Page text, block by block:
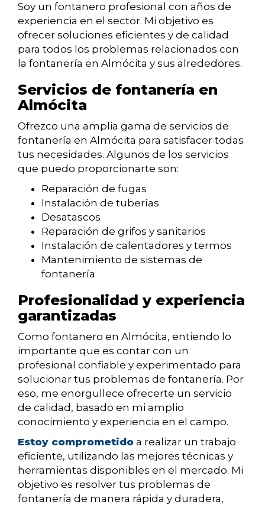
Soy un fontanero profesional con años de
experiencia en el sector. Mi objetivo es
ofrecer soluciones eficientes y de calidad
para todos los problemas relacionados con
la fontanería en Almócita y sus alrededores.
Servicios de fontanería en
Almócita
Ofrezco una amplia gama de servicios de
fontanería en Almócita para satisfacer todas
tus necesidades. Algunos de los servicios
que puedo proporcionarte son:
Reparación de fugas
Instalación de tuberías
Desatascos
Reparación de grifos y sanitarios
Instalación de calentadores y termos
Mantenimiento de sistemas de
fontanería
Profesionalidad y experiencia
garantizadas
Como fontanero en Almócita, entiendo lo
importante que es contar con un
profesional confiable y experimentado para
solucionar tus problemas de fontanería. Por
eso, me enorgullece ofrecerte un servicio
de calidad, basado en mi amplio
conocimiento y experiencia en el campo.
Estoy comprometido a realizar un trabajo
eficiente, utilizando las mejores técnicas y
herramientas disponibles en el mercado. Mi
objetivo es resolver tus problemas de
fontanería de manera rápida y duradera,